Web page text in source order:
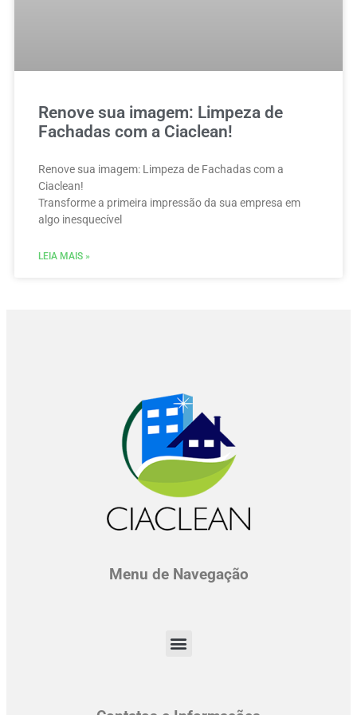
Renove sua imagem: Limpeza de
Fachadas com a Ciaclean!
Renove sua imagem: Limpeza de Fachadas com a
Ciaclean!
Transforme a primeira impressão da sua empresa em
algo inesquecível
LEIA MAIS »
Menu de Navegação